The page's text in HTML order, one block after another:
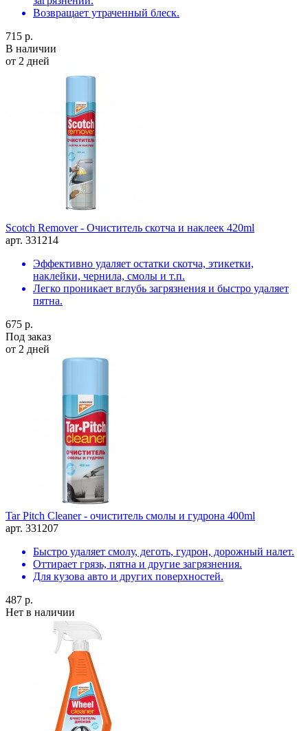
Возвращает утраченный блеск.
715 р.
В наличии
от 2 дней
Scotch Remover - Очиститель скотча и наклеек 420ml
арт. 331214
Эффективно удаляет остатки скотча, этикетки,
наклейки, чернила, смолы и т.п.
Легко проникает вглубь загрязнения и быстро удаляет
пятна.
675 р.
Под заказ
от 2 дней
Tar Pitch Cleaner - очиститель смолы и гудрона 400ml
арт. 331207
Быстро удаляет смолу, деготь, гудрон, дорожный налет.
Оттирает грязь, пятна и другие загрязнения.
Для кузова авто и других поверхностей.
487 р.
Нет в наличии